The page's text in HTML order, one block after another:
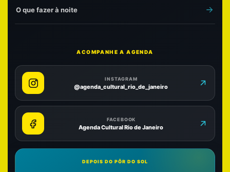
O que fazer à noite
ACOMPANHE A AGENDA
INSTAGRAM
@agenda_cultural_rio_de_janeiro
FACEBOOK
Agenda Cultural Rio de Janeiro
DEPOIS DO PÔR DO SOL